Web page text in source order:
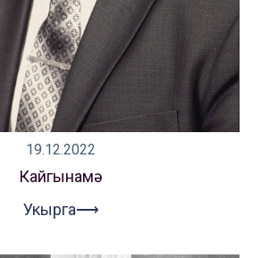
19.12.2022
Кайгынамә
Укырга⟶